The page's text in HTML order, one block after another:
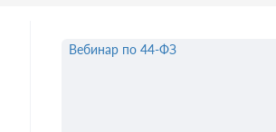
Вебинар по 44-ФЗ